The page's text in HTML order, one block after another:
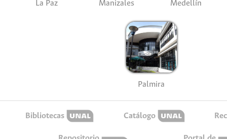
La Paz Manizales Medellín
Palmira
Bibliotecas Catálogo